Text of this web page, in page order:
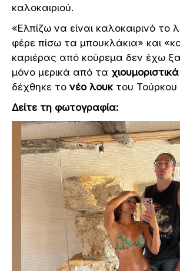
καλοκαιριού.
«Ελπίζω να είναι καλοκαιρινό το
φέρε πίσω τα μπουκλάκια» και
καριέρας από κούρεμα δεν έχω
μόνο μερικά από τα
δέχθηκε το νέο λουκτου Τούρκου
Δείτε τη φωτογραφία: